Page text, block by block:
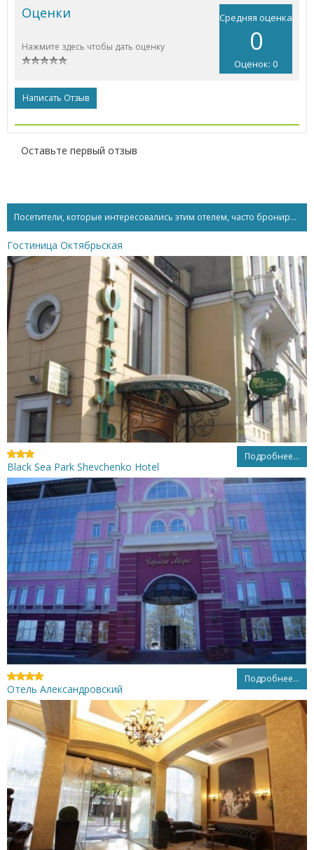
Средняя оценка
0
Оценок: 0
Оценки
Нажмите здесь чтобы дать оценку
Написать Отзыв
Оставьте первый отзыв
Посетители, которые интересовались этим отелем, часто бронируют...
Гостиница Октябрьская
Подробнее...
Black Sea Park Shevchenko Hotel
Подробнее...
Отель Александровский